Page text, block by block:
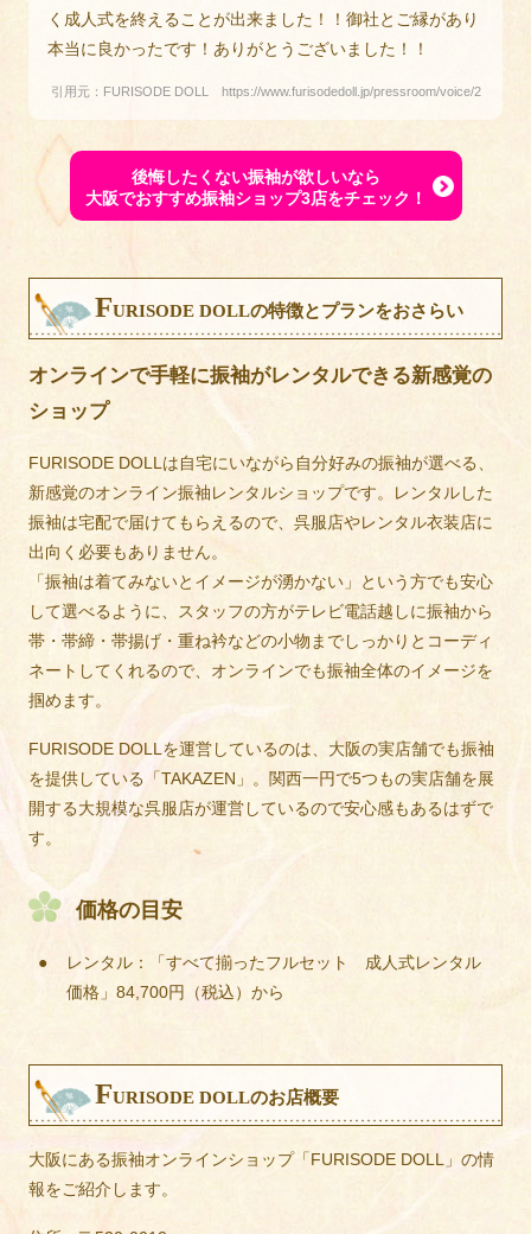
く成人式を終えることが出来ました！！御社とご縁があり
本当に良かったです！ありがとうございました！！
引用元：FURISODE DOLL https://www.furisodedoll.jp/pressroom/voice/2
後悔したくない振袖が欲しいなら
大阪でおすすめ振袖ショップ3店をチェック！
FURISODE DOLLの特徴とプランをおさらい
オンラインで手軽に振袖がレンタルできる新感覚の
ショップ
FURISODE DOLLは自宅にいながら自分好みの振袖が選べる、
新感覚のオンライン振袖レンタルショップです。レンタルした
振袖は宅配で届けてもらえるので、呉服店やレンタル衣装店に
出向く必要もありません。
「振袖は着てみないとイメージが湧かない」という方でも安心
して選べるように、スタッフの方がテレビ電話越しに振袖から
帯・帯締・帯揚げ・重ね衿などの小物までしっかりとコーディ
ネートしてくれるので、オンラインでも振袖全体のイメージを
掴めます。
FURISODE DOLLを運営しているのは、大阪の実店舗でも振袖
を提供している「TAKAZEN」。関西一円で5つもの実店舗を展
開する大規模な呉服店が運営しているので安心感もあるはずで
す。
価格の目安
レンタル：「すべて揃ったフルセット 成人式レンタル
価格」84,700円（税込）から
FURISODE DOLLのお店概要
大阪にある振袖オンラインショップ「FURISODE DOLL」の情
報をご紹介します。